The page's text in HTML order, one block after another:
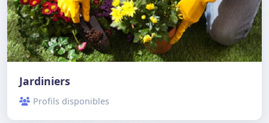
Jardiniers
Profils disponibles